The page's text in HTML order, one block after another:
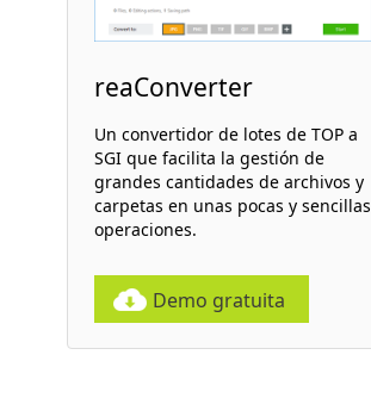
reaConverter
Un convertidor de lotes de TOP a
SGI que facilita la gestión de
grandes cantidades de archivos y
carpetas en unas pocas y sencillas
operaciones.
Demo gratuita